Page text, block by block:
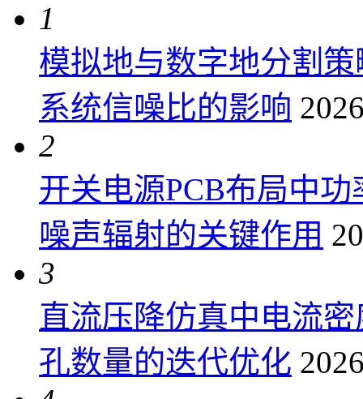
1
模拟地与数字地分割
系统信噪比的影响
2
开关电源PCB布局中
噪声辐射的关键作用
3
直流压降仿真中电流
孔数量的迭代优化